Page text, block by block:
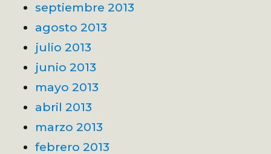
septiembre 2013
agosto 2013
julio 2013
junio 2013
mayo 2013
abril 2013
marzo 2013
febrero 2013